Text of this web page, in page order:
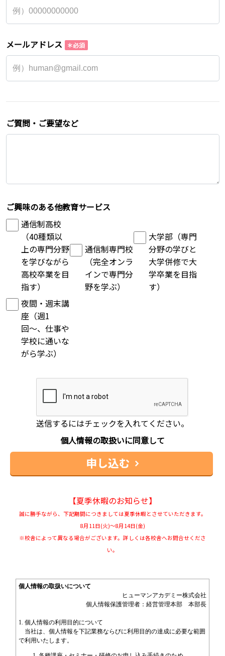
メールアドレス
ご質問・ご要望など
ご興味のある他教育サービス
通信制高校
（40種類以
上の専門分野
を学びながら
高校卒業を目
指す）
通信制専門校
（完全オンラ
インで専門分
野を学ぶ）
大学部（専門
分野の学びと
大学併修で大
学卒業を目指
す）
夜間・週末講
座（週1
回〜、仕事や
学校に通いな
がら学ぶ）
送信するにはチェックを入れてください。
個人情報の取扱いに同意して
【夏季休暇のお知らせ】
誠に勝手ながら、下記期間につきましては夏季休暇とさせていただきます。
8月11日(火)～8月14日(金)
※校舎によって異なる場合がございます。詳しくは各校舎へお問合せくださ
い。